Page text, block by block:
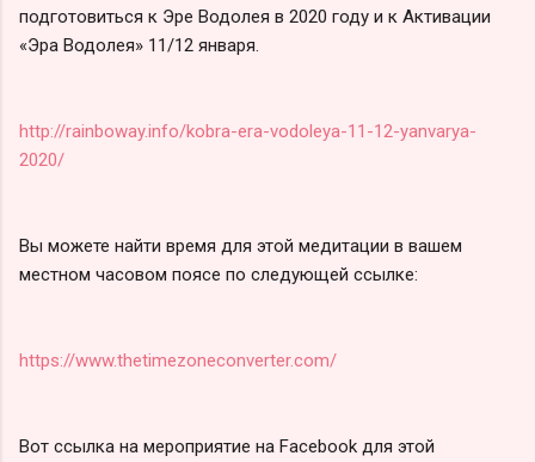
подготовиться к Эре Водолея в 2020 году и к Активации
«Эра Водолея» 11/12 января.
http://rainboway.info/kobra-era-vodoleya-11-12-yanvarya-
2020/
Вы можете найти время для этой медитации в вашем
местном часовом поясе по следующей ссылке:
https://www.thetimezoneconverter.com/
Вот ссылка на мероприятие на Facebook для этой